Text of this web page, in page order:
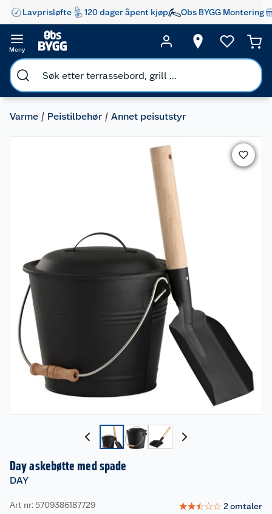
Lavprisløfte 120 dager åpent kjøp Obs BYGG Montering
Meny
Varme Peistilbehør Annet peisutstyr
Day askebøtte med spade
DAY
Art nr: 5709386187729 ☆☆☆☆☆ 2omtaler